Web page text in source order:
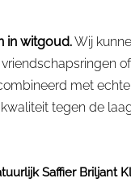
in witgoud.Wij
met
tegen de
Saffier Briljant